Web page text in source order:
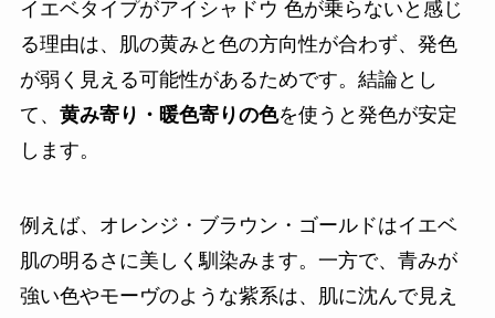
イエベタイプがアイシャドウ 色が乗らないと感じ
る理由は、肌の黄みと色の方向性が合わず、発色
が弱く見える可能性があるためです。結論とし
て、 黄み寄り・暖色寄りの色を使うと発色が安定
します。
例えば、オレンジ・ブラウン・ゴールドはイエベ
肌の明るさに美しく馴染みます。一方で、青みが
強い色やモーヴのような紫系は、肌に沈んで見え